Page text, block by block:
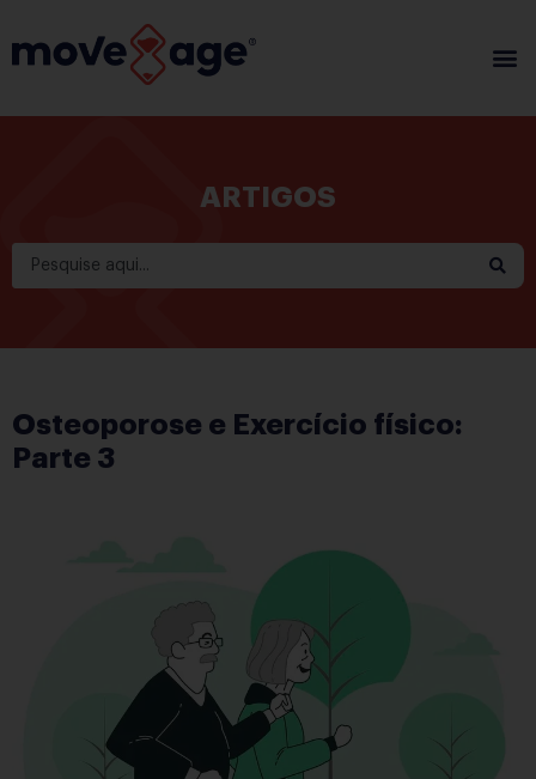
ARTIGOS
Osteoporose e Exercício físico:
Parte 3